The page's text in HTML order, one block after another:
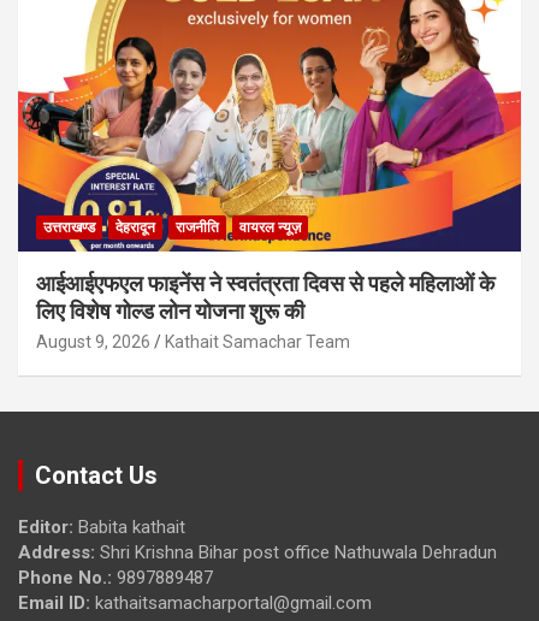
उत्तराखण्ड देहरादून राजनीति वायरल न्यूज़
आईआईएफएल फाइनेंस ने स्वतंत्रता दिवस से पहले महिलाओं के
लिए विशेष गोल्ड लोन योजना शुरू की
August 9, 2026 Kathait Samachar Team
Contact Us
Editor: Babita kathait
Address: Shri Krishna Bihar post office Nathuwala Dehradun
Phone No.: 9897889487
Email ID: kathaitsamacharportal@gmail.com